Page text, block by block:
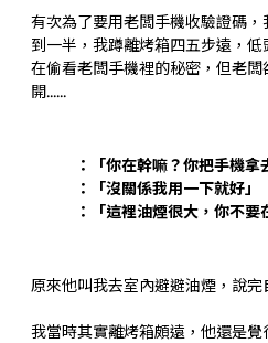
有次為了要用老闆手機收驗證碼
到一半，我蹲離烤箱四五步遠，
在偷看老闆手機裡的秘密，但老
開......
：「你在幹嘛？你把手機拿
：「沒關係我用一下就好」
：「這裡油煙很大，你不要
原來他叫我去室內避避油煙，說
我當時其實離烤箱頗遠，他還是